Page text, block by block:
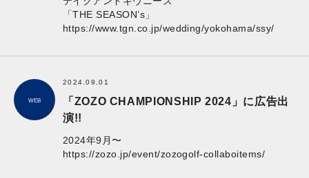
「THE SEASON’s」
https://www.tgn.co.jp/wedding/yokohama/ssy/
WEB
2024.09.01
「ZOZO CHAMPIONSHIP 2024」に広告出
演!!
2024年9月〜
https://zozo.jp/event/zozogolf-collaboitems/